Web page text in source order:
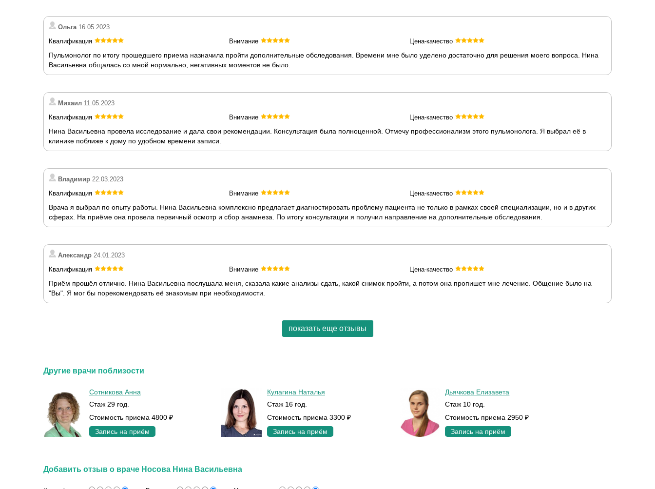
Ольга16.05.2023
Квалификация
Внимание Цена-качество
Пульмонолог по итогу прошедшего приема назначила пройти дополнительные обследования. Времени мне было уделено достаточно для решения моего вопроса. Нина
Васильевна общалась со мной нормально, негативных моментов не было.
Михаил 11.05.2023
Квалификация
Внимание Цена-качество
Нина Васильевна провела исследование и дала свои рекомендации. Консультация была полноценной. Отмечу профессионализм этого пульмонолога. Я выбрал её в
клинике поближе к дому по удобном времени записи.
Владимир 22.03.2023
Квалификация
Внимание Цена-качество
Врача я выбрал по опыту работы. Нина Васильевна комплексно предлагает диагностировать проблему пациента не только в рамках своей специализации, но и в других
сферах. На приёме она провела первичный осмотр и сбор анамнеза. По итогу консультации я получил направление на дополнительные обследования.
Александр 24.01.2023
Квалификация
Внимание Цена-качество
Приём прошёл отлично. Нина Васильевна послушала меня, сказала какие анализы сдать, какой снимок пройти, а потом она пропишет мне лечение. Общение было на
"Вы". Я мог бы порекомендовать её знакомым при необходимости.
показать еще отзывы
Другие врачи поблизости
Сотникова Анна
Стаж 29 год.
Стоимость приема 4800 ₽
Запись на приём
Кулагина Наталья
Стаж 16 год.
Стоимость приема 3300 ₽
Запись на приём
Дьячкова Елизавета
Стаж 10 год.
Стоимость приема 2950 ₽
Запись на приём
Добавить отзыв о враче Носова Нина Васильевна